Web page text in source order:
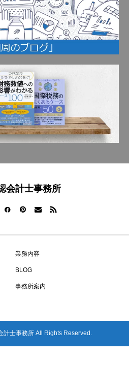
会計士事務所
業務内容
BLOG
事務所案内
計士事務所 All Rights Reserved.